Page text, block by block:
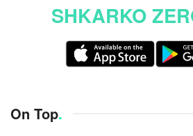
SHKARKO
On Top.